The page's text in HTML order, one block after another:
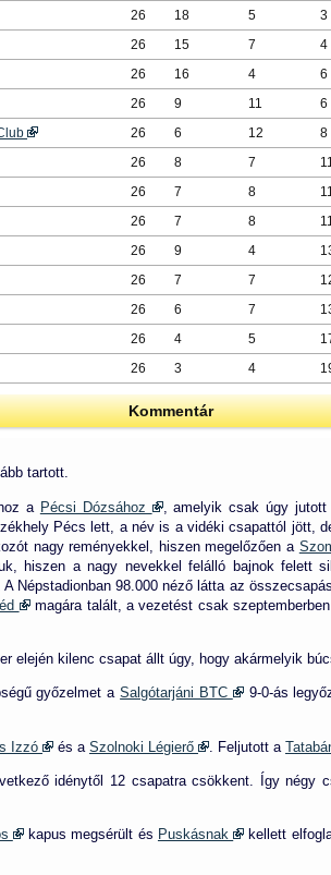
26 18 5 3
26 15 7 4
26 16 4 6
26 9 11 6
26 6 12 8
26 8 7
26 7 8
26 7 8
26 9 4
26 7 7
26 6 7
26 4 5
26 3 4
Kommentár
tartott.
a Pécsi Dózsához
, amelyik csak úgy jutott
Pécs lett, a név is a vidéki csapattól jött,
nagy reményekkel, hiszen megelőzően a
hiszen a nagy nevekkel felálló bajnok felett
Népstadionban 98.000 néző látta az
magára talált, a vezetést csak
elején kilenc csapat állt úgy, hogy akármelyik
győzelmet aSalgótarjáni BTC 9-0-ás
Izzó és a Szolnoki Légierő . Feljutott a
idénytől 12 csapatra csökkent. Így négy
kapus megsérült és Puskásnak
kellett